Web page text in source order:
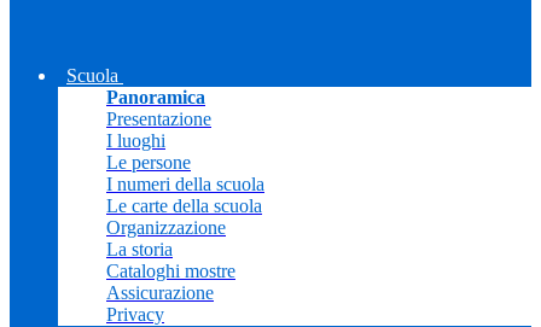
Scuola
Panoramica
Presentazione
I luoghi
Le persone
I numeri della scuola
Le carte della scuola
Organizzazione
La storia
Cataloghi mostre
Assicurazione
Privacy